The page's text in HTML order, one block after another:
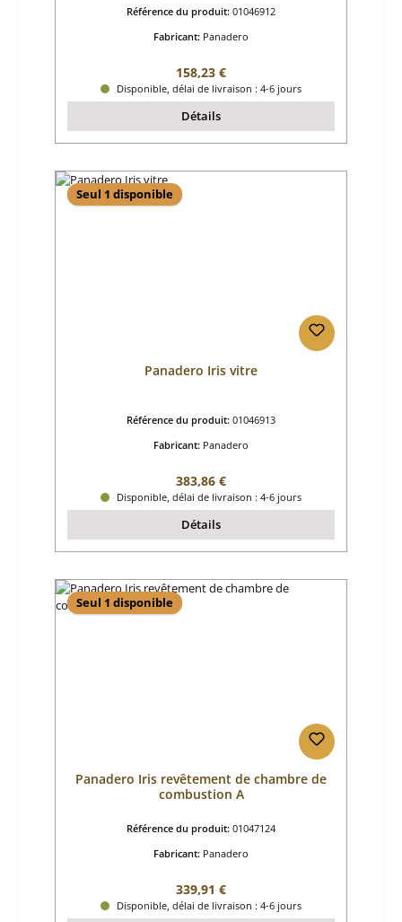
Référence du produit: 01046912
Fabricant: Panadero
Prix régulier :
158,23 €
Disponible, délai de livraison : 4-6 jours
Détails
Seul 1 disponible
Panadero Iris vitre
Référence du produit: 01046913
Fabricant: Panadero
Prix régulier :
383,86 €
Disponible, délai de livraison : 4-6 jours
Détails
Seul 1 disponible
Panadero Iris revêtement de chambre de
combustion A
Référence du produit: 01047124
Fabricant: Panadero
Prix régulier :
339,91 €
Disponible, délai de livraison : 4-6 jours